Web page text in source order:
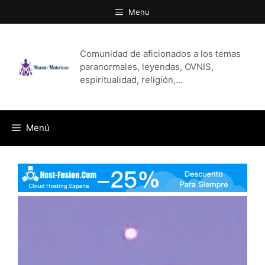
al
Menu
Comunidad de aficionados a los temas
paranormales, leyendas, OVNIS,
espiritualidad, religión,…
Menú